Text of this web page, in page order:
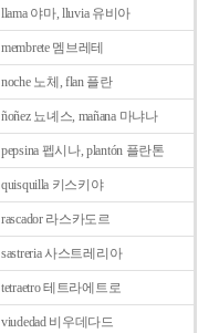
llama 야마, lluvia 유비아
membrete 멤브레테
noche 노체, flan 플란
ñoñez 뇨녜스, mañana 마냐나
pepsina 펩시나, plantón 플란톤
quisquilla 키스키야
rascador 라스카도르
sastreria 사스트레리아
tetraetro 테트라에트로
viudedad 비우데다드